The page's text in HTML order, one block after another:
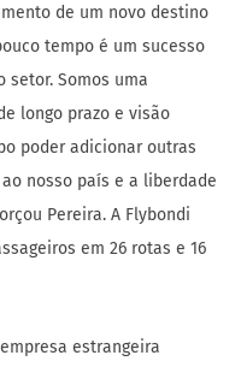
de um novo destino
tempo é um sucesso
setor. Somos uma
longo prazo e visão
poder adicionar outras
nosso país e a liberdade
Pereira. A Flybondi
em 26 rotas e 16
estrangeira